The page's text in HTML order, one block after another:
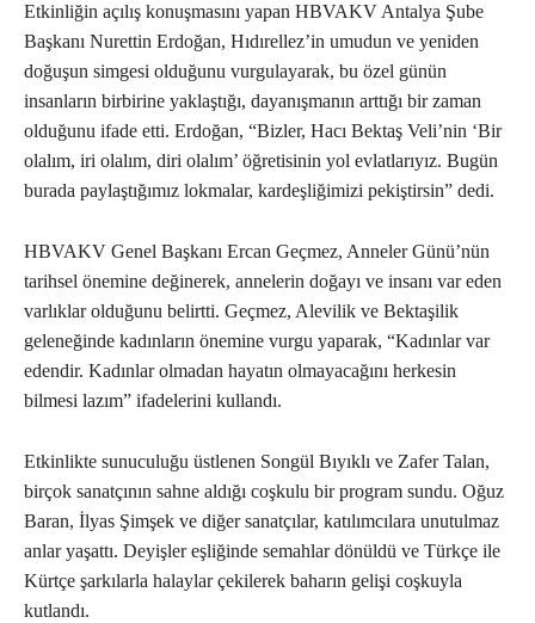
Etkinliğin açılış konuşmasını yapan HBVAKV Antalya Şube
Başkanı Nurettin Erdoğan, Hıdırellez’in umudun ve yeniden
doğuşun simgesi olduğunu vurgulayarak, bu özel günün
insanların birbirine yaklaştığı, dayanışmanın arttığı bir zaman
olduğunu ifade etti. Erdoğan, “Bizler, Hacı Bektaş Veli’nin ‘Bir
olalım, iri olalım, diri olalım’ öğretisinin yol evlatlarıyız. Bugün
burada paylaştığımız lokmalar, kardeşliğimizi pekiştirsin” dedi.
HBVAKV Genel Başkanı Ercan Geçmez, Anneler Günü’nün
tarihsel önemine değinerek, annelerin doğayı ve insanı var eden
varlıklar olduğunu belirtti. Geçmez, Alevilik ve Bektaşilik
geleneğinde kadınların önemine vurgu yaparak, “Kadınlar var
edendir. Kadınlar olmadan hayatın olmayacağını herkesin
bilmesi lazım” ifadelerini kullandı.
Etkinlikte sunuculuğu üstlenen Songül Bıyıklı ve Zafer Talan,
birçok sanatçının sahne aldığı coşkulu bir program sundu. Oğuz
Baran, İlyas Şimşek ve diğer sanatçılar, katılımcılara unutulmaz
anlar yaşattı. Deyişler eşliğinde semahlar dönüldü ve Türkçe ile
Kürtçe şarkılarla halaylar çekilerek baharın gelişi coşkuyla
kutlandı.